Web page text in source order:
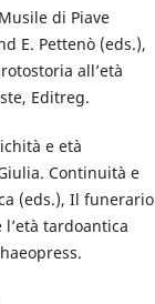
di Piave
E. Pettenò (eds.),
all’età
Editreg.
e età
Continuità e
(eds.), Il funerario
tardoantica